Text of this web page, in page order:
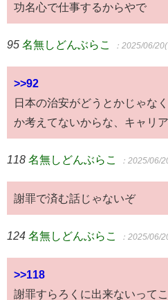
功名心で仕事するからやで
95 名無しどんぶらこ ：2025/06/
>>92
日本の治安がどうとかじゃな
か考えてないからな、キャリ
118 名無しどんぶらこ ：2025/06/
謝罪で済む話じゃないぞ
124 名無しどんぶらこ ：2025/06/
>>118
謝罪すらろくに出来ないって